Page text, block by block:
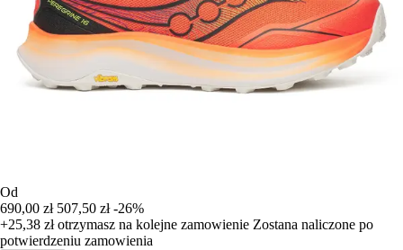
Od
690,00 zł 507,50 zł -26%
+25,38 złotrzymasz na kolejne zamowienie Zostana naliczone po
potwierdzeniu zamowienia